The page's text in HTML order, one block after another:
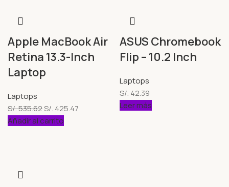
Apple MacBook Air
Retina 13.3-Inch
Laptop
Laptops
S/.535.62S/. 425.47
Añadir al carrito
ASUS Chromebook
Flip – 10.2 Inch
Laptops
S/. 42.39
Leer más